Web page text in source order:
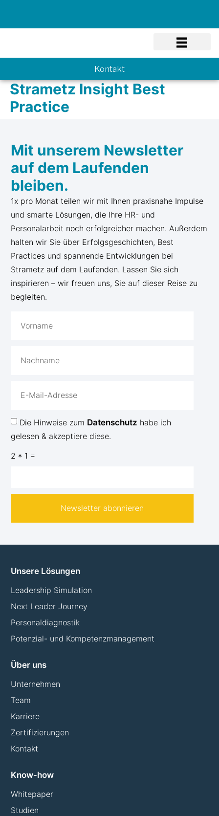
Kontakt
Strametz Insight Best
Practice
Mit unserem Newsletter
auf dem Laufenden
bleiben.
1x pro Monat teilen wir mit Ihnen praxisnahe Impulse
und smarte Lösungen, die Ihre HR- und
Personalarbeit noch erfolgreicher machen. Außerdem
halten wir Sie über Erfolgsgeschichten, Best
Practices und spannende Entwicklungen bei
Strametz auf dem Laufenden. Lassen Sie sich
inspirieren – wir freuen uns, Sie auf dieser Reise zu
begleiten.
Die Hinweise zum Datenschutz habe ich
gelesen & akzeptiere diese.
2 * 1 =
Newsletter abonnieren
Unsere Lösungen
Leadership Simulation
Next Leader Journey
Personaldiagnostik
Potenzial- und Kompetenzmanagement
Über uns
Unternehmen
Team
Karriere
Zertifizierungen
Kontakt
Know-how
Whitepaper
Studien